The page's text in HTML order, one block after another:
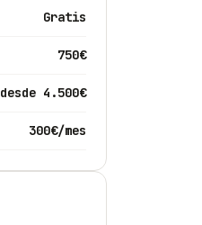
Gratis
750€
desde 4.500€
300€/mes